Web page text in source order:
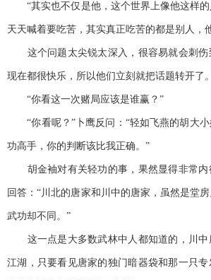
“其实也不仅是他，这个世界上像他这样的
天天喊着要吃苦，其实真正吃苦的都是别人，
这个问题太尖锐太深入，很容易就会刺伤
现在都很快乐，所以他们立刻就把话题转开了。
“你看这一次赌局应该是谁赢？”
“你看呢？”卜鹰反问：“轻如飞燕的胡大小
功高手，你的判断该比我正确。”
胡金袖对有关轻功的事，果然显得非常内
回答：“川北的唐家和川中的唐家，虽然是堂
武功却不同。”
这一点是大多数武林中人都知道的，川中
江湖，只要看见唐家的独门暗器袋和那一只